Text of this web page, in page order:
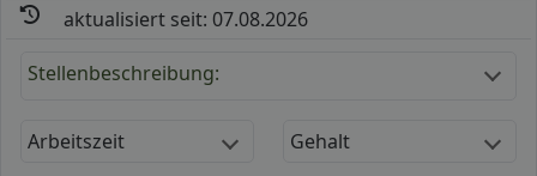
aktualisiert seit: 07.08.2026
Stellenbeschreibung:
Arbeitszeit Gehalt